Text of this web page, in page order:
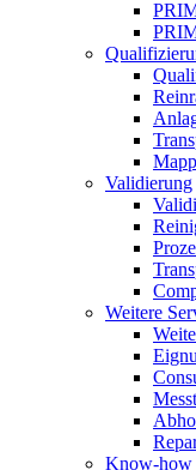
Validierung
Weitere
Know-how